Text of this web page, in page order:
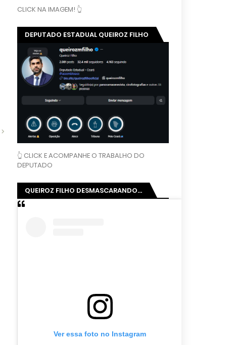
CLICK NA IMAGEM! 👆
DEPUTADO ESTADUAL QUEIROZ FILHO
👆 CLICK E ACOMPANHE O TRABALHO DO
DEPUTADO
QUEIROZ FILHO DESMASCARANDO...
Ver essa foto no Instagram